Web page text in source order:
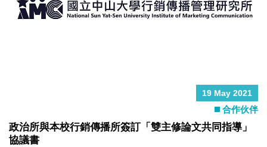
19 May 2021
合作伙伴
政治所與本校行銷傳播所簽訂「雙主修論文共同指導」
協議書